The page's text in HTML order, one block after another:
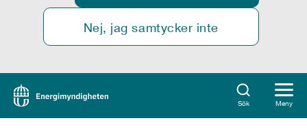
Nej, jag samtycker inte
Sök Meny